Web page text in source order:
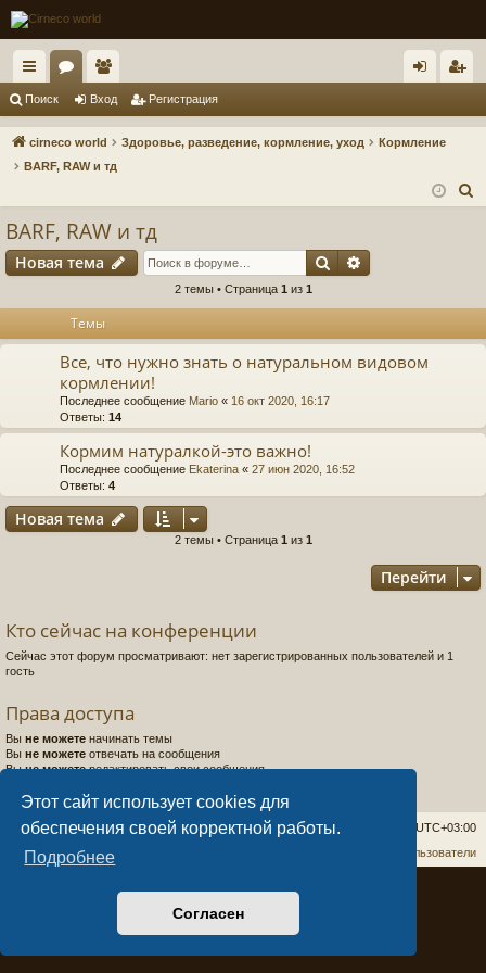
Этот сайт использует cookies для
обеспечения своей корректной работы.
Подробнее
Согласен
с
ы
лк
ум
ы
ол
ьз
ов
ел
и
д ис
ац
Поиск Вход Регистрация
cirneco world Здоровье, разведение, кормление, уход
Кормление
BARF, RAW и тд
BARF, RAW и тд
Новая тема Поиск
2 темы • Страница 1 из 1
Темы
Все, что нужно знать о натуральном видовом
кормлении!
Последнее сообщение Mario « 16 окт 2020, 16:17
Ответы: 14
Кормим натуралкой-это важно!
Последнее сообщение Ekaterina « 27 июн 2020, 16:52
Ответы: 4
Новая тема
2 темы • Страница 1 из 1
Перейти
Кто сейчас на конференции
Сейчас этот форум просматривают: нет зарегистрированных пользователей и 1
гость
Права доступа
Вы не можете начинать темы
Вы не можете отвечать на сообщения
Выне можетередактировать свои сообщения
Выне можетедобавлять вложения
cirneco world Часовой пояс: UTC+03:00
Удалить cookies
Пользователи
Связаться с администрацией
Arty